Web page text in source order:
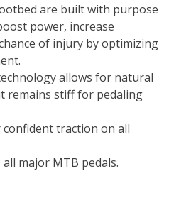
are built with purpose
power, increase
of injury by optimizing
allows for natural
remains stiff for pedaling
traction on all
major MTB pedals.